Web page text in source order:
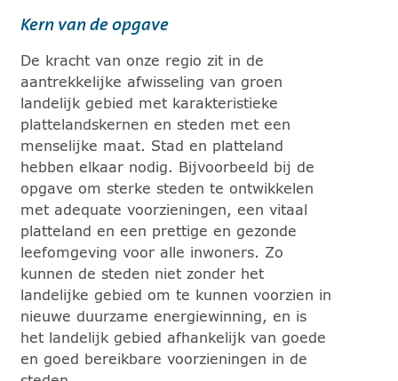
Kern van de opgave
De kracht van onze regio zit in de
aantrekkelijke afwisseling van groen
landelijk gebied met karakteristieke
plattelandskernen en steden met een
menselijke maat. Stad en platteland
hebben elkaar nodig. Bijvoorbeeld bij de
opgave om sterke steden te ontwikkelen
met adequate voorzieningen, een vitaal
platteland en een prettige en gezonde
leefomgeving voor alle inwoners. Zo
kunnen de steden niet zonder het
landelijke gebied om te kunnen voorzien in
nieuwe duurzame energiewinning, en is
het landelijk gebied afhankelijk van goede
en goed bereikbare voorzieningen in de